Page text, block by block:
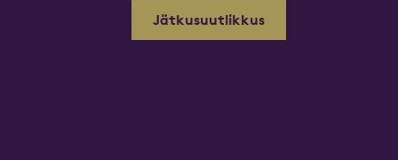
Jätkusuutlikkus